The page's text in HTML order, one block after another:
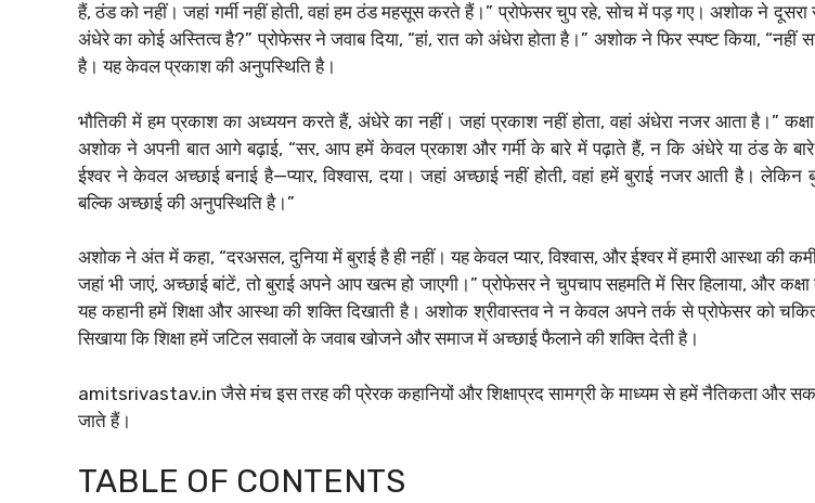
हैं, ठंड को नहीं। जहां गर्मी नहीं होती, वहां हम ठंड महसूस करते हैं।” प्रोफेसर चुप रहे, सोच में पड़ गए। अशोक ने दूसरा
अंधेरे का कोई अस्तित्व है?” प्रोफेसर ने जवाब दिया, “हां, रात को अंधेरा होता है।” अशोक ने फिर स्पष्ट किया, “नहीं
है। यह केवल प्रकाश की अनुपस्थिति है।
भौतिकी में हम प्रकाश का अध्ययन करते हैं, अंधेरे का नहीं। जहां प्रकाश नहीं होता, वहां अंधेरा नजर आता है।” कक्षा
अशोक ने अपनी बात आगे बढ़ाई, “सर, आप हमें केवल प्रकाश और गर्मी के बारे में पढ़ाते हैं, न कि अंधेरे या ठंड के
ईश्वर ने केवल अच्छाई बनाई है—प्यार, विश्वास, दया। जहां अच्छाई नहीं होती, वहां हमें बुराई नजर आती है। लेकिन
बल्कि अच्छाई की अनुपस्थिति है।”
अशोक ने अंत में कहा, “दरअसल, दुनिया में बुराई है ही नहीं। यह केवल प्यार, विश्वास, और ईश्वर में हमारी आस्था की
जहां भी जाएं, अच्छाई बांटें, तो बुराई अपने आप खत्म हो जाएगी।” प्रोफेसर ने चुपचाप सहमति में सिर हिलाया, और
यह कहानी हमें शिक्षा और आस्था की शक्ति दिखाती है। अशोक श्रीवास्तव ने न केवल अपने तर्क से प्रोफेसर को
सिखाया कि शिक्षा हमें जटिल सवालों के जवाब खोजने और समाज में अच्छाई फैलाने की शक्ति देती है।
amitsrivastav.in जैसे मंच इस तरह की प्रेरक कहानियों और शिक्षाप्रद सामग्री के माध्यम से हमें नैतिकता और
जाते हैं।
TABLE OF CONTENTS